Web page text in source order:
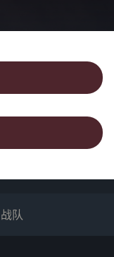
战队